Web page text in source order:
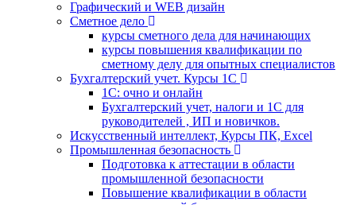
Графический и WEB дизайн
Сметное дело
курсы сметного дела для начинающих
курсы повышения квалификации по
сметному делу для опытных специалистов
Бухгалтерский учет. Курсы 1С
1С: очно и онлайн
Бухгалтерский учет, налоги и 1С для
руководителей , ИП и новичков.
Искусственный интеллект, Курсы ПК, Excel
Промышленная безопасность
Подготовка к аттестации в области
промышленной безопасности
Повышение квалификации в области